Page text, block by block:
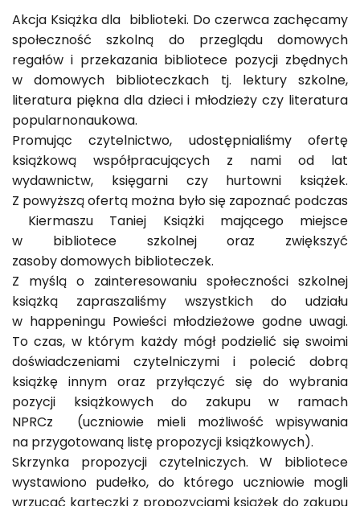
Akcja Książka dla biblioteki. Do czerwca zachęcamy
społeczność szkolną do przeglądu domowych
regałów i przekazania bibliotece pozycji zbędnych
w domowych biblioteczkach tj. lektury szkolne,
literatura piękna dla dzieci i młodzieży czy literatura
popularnonaukowa.
Promując czytelnictwo, udostępnialiśmy ofertę
książkową współpracujących z nami od lat
wydawnictw, księgarni czy hurtowni książek.
Z powyższą ofertą można było się zapoznać podczas
Kiermaszu Taniej Książki mającego miejsce
w bibliotece szkolnej oraz zwiększyć
zasoby domowych biblioteczek.
Z myślą o zainteresowaniu społeczności szkolnej
książką zapraszaliśmy wszystkich do udziału
w happeningu Powieści młodzieżowe godne uwagi.
To czas, w którym każdy mógł podzielić się swoimi
doświadczeniami czytelniczymi i polecić dobrą
książkę innym oraz przyłączyć się do wybrania
pozycji książkowych do zakupu w ramach
NPRCz (uczniowie mieli możliwość wpisywania
na przygotowaną listę propozycji książkowych).
Skrzynka propozycji czytelniczych. W bibliotece
wystawiono pudełko, do którego uczniowie mogli